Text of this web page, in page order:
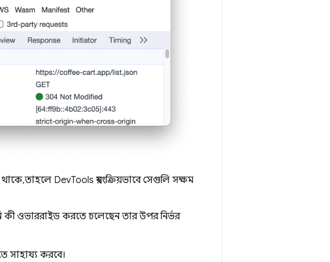
তাহলে DevTools স্বয়ংক্রিয়ভাবে সেগুলি সক্ষম
ওভাররাইড করতে চলেছেন তার উপর নির্ভর
সাহায্য করবে।